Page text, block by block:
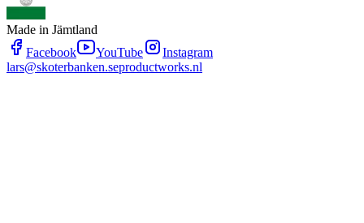
Made in Jämtland
Facebook
YouTube
Instagram
lars@skoterbanken.seproductworks.nl